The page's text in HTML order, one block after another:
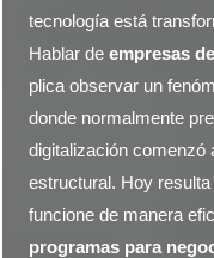
tecnología está
Hablar deempresas
plica observar un
donde normalmente
digitalización comenzó
estructural. Hoy
funcione de manera
programas para